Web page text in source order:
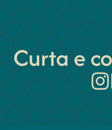
Curta e